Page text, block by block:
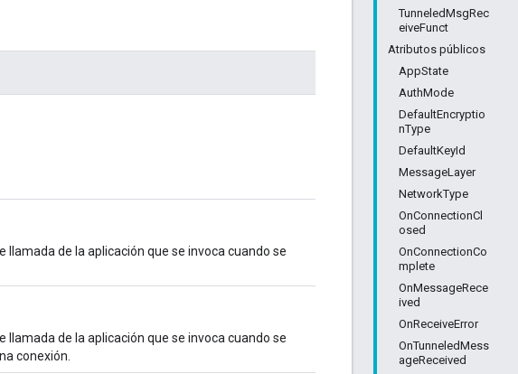
TunneledMsgRec
eiveFunct
Atributos públicos
AppState
AuthMode
DefaultEncryptio
nType
DefaultKeyId
MessageLayer
NetworkType
OnConnectionCl
osed
OnConnectionCo
mplete
OnMessageRece
ived
OnReceiveError
OnTunneledMess
ageReceived
llamada de la aplicación que se invoca cuando se
llamada de la aplicación que se invoca cuando se
conexión.